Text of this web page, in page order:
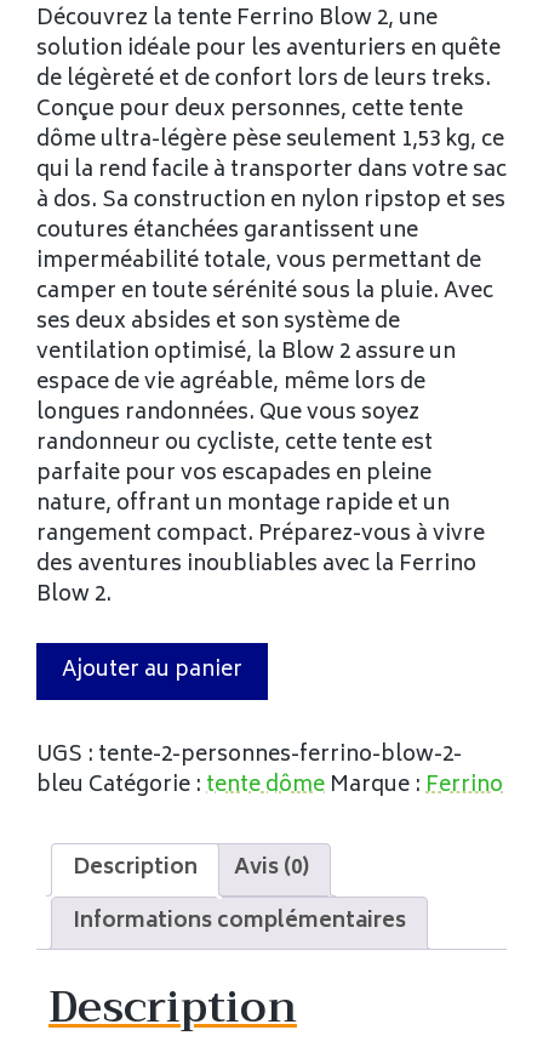
Découvrez la tente Ferrino Blow 2, une
solution idéale pour les aventuriers en quête
de légèreté et de confort lors de leurs treks.
Conçue pour deux personnes, cette tente
dôme ultra-légère pèse seulement 1,53 kg, ce
qui la rend facile à transporter dans votre sac
à dos. Sa construction en nylon ripstop et ses
coutures étanchées garantissent une
imperméabilité totale, vous permettant de
camper en toute sérénité sous la pluie. Avec
ses deux absides et son système de
ventilation optimisé, la Blow 2 assure un
espace de vie agréable, même lors de
longues randonnées. Que vous soyez
randonneur ou cycliste, cette tente est
parfaite pour vos escapades en pleine
nature, offrant un montage rapide et un
rangement compact. Préparez-vous à vivre
des aventures inoubliables avec la Ferrino
Blow 2.
Ajouter au panier
UGS : tente-2-personnes-ferrino-blow-2-
bleu Catégorie :tente dôme Marque :Ferrino
Description
Avis (0)
Informations complémentaires
Description